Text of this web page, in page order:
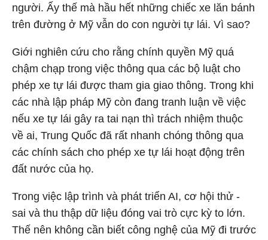
người. Ấy thế mà hầu hết những chiếc xe lăn bánh
trên đường ở Mỹ vẫn do con người tự lái. Vì sao?
Giới nghiên cứu cho rằng chính quyền Mỹ quá
chậm chạp trong việc thông qua các bộ luật cho
phép xe tự lái được tham gia giao thông. Trong khi
các nhà lập pháp Mỹ còn đang tranh luận về việc
nếu xe tự lái gây ra tai nạn thì trách nhiệm thuộc
về ai, Trung Quốc đã rất nhanh chóng thông qua
các chính sách cho phép xe tự lái hoạt động trên
đất nước của họ.
Trong việc lập trình và phát triển AI, cơ hội thử -
sai và thu thập dữ liệu đóng vai trò cực kỳ to lớn.
Thế nên không cần biết công nghệ của Mỹ đi trước